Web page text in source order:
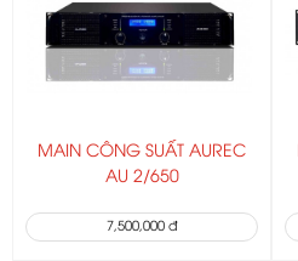
MAIN CÔNG SUẤT AUREC
AU 2/650
7,500,000 đ